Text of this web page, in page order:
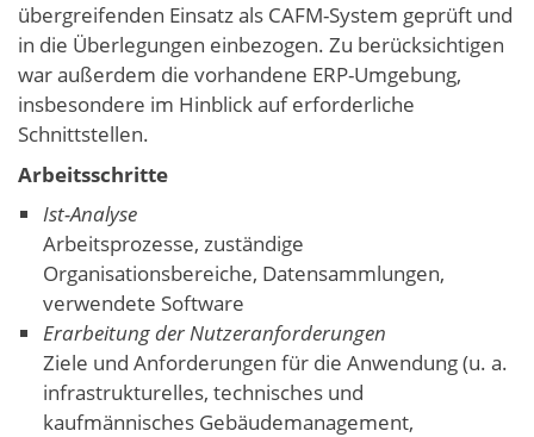
übergreifenden Einsatz als CAFM-System geprüft und
in die Überlegungen einbezogen. Zu berücksichtigen
war außerdem die vorhandene ERP-Umgebung,
insbesondere im Hinblick auf erforderliche
Schnittstellen.
Arbeitsschritte
Ist-Analyse
Arbeitsprozesse, zuständige
Organisationsbereiche, Datensammlungen,
verwendete Software
Erarbeitung der Nutzeranforderungen
Ziele und Anforderungen für die Anwendung (u. a.
infrastrukturelles, technisches und
kaufmännisches Gebäudemanagement,